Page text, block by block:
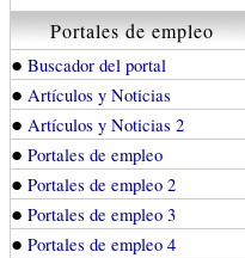
Portales de empleo
● Buscador del portal
● Artículos y Noticias
● Artículos y Noticias 2
● Portales de empleo
● Portales de empleo 2
● Portales de empleo 3
● Portales de empleo 4